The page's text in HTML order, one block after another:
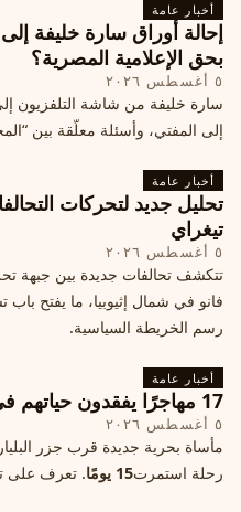
أخبار عامة
إحالة أوراق سارة خليفة إلى
بحق الإعلامية المصرية؟
٥ أغسطس ٢٠٢٦
سارة خليفة من شاشة التلفزيون
إلى المفتي، وأسئلة معلّقة بين
أخبار عامة
تحليل جديد لتحركات
تيغراي
٥ أغسطس ٢٠٢٦
تتكشف تحالفات جديدة بين جبهة
فانو في شمال إثيوبيا، ما يفتح
رسم الخريطة السياسية.
أخبار عامة
17 مهاجرًا يفقدون حياتهم في مأساة بحرية قرب إسبانيا
٥ أغسطس ٢٠٢٦
مأساة بحرية جديدة قرب جزر البليار
رحلة استمرت15 يومًا . تعرف على